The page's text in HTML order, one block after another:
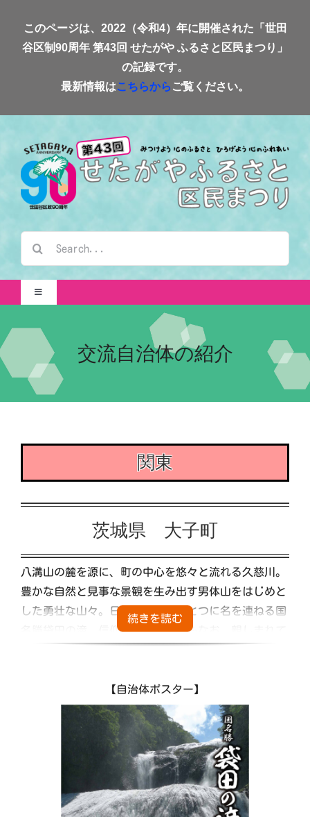
content
このページは、2022（令和4）年に開催された「世田
谷区制90周年 第43回 せたがや ふるさと区民まつり」
の記録です。
最新情報はこちらから ご覧ください。
…
Toggle
Navigation
団体紹介
交流自治体の紹介
関東
茨城県 大子町
八溝山の麓を源に、町の中心を悠々と流れる久慈川。
豊かな自然と見事な景観を生み出す男体山をはじめと
した勇壮な山々。日本三名瀑のひとつに名を連ねる国
名勝袋田の滝、信仰の地として今もなお、親しまれて
代から刻まれてきた奥深い歴史、それを今に伝える史
跡・文化財。そして、それら豊穣な大地や清流、綿々
と受け継がれてきた歴史がもたらす特産品の数々。
ここ大子町には、今も昔も、美しく雄大な自然と人々
がともに生き、息づいてきた文化、その中で育まれて
きた旅を楽しむ喜びがあります。
人と自然をつなぐこの町で、ここにしかない、ここで
【自治体ポスター】